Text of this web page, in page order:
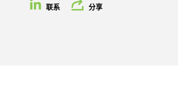
联系 分享